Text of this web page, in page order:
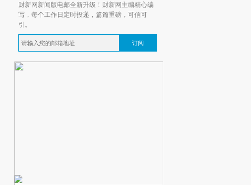
财新网新闻版电邮全新升级！财新网主编精心编
写，每个工作日定时投递，篇篇重磅，可信可
引。
订阅